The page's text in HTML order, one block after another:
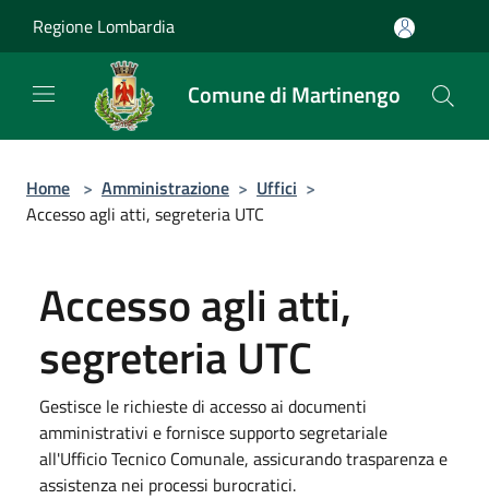
Regione Lombardia
Comune di Martinengo
Home > Amministrazione > Uffici >
Accesso agli atti, segreteria UTC
Accesso agli atti,
segreteria UTC
Gestisce le richieste di accesso ai documenti
amministrativi e fornisce supporto segretariale
all'Ufficio Tecnico Comunale, assicurando trasparenza e
assistenza nei processi burocratici.